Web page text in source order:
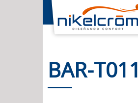
BAR-T011